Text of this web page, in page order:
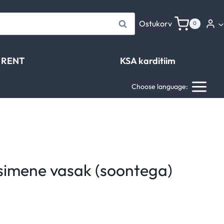
Otsi Ostukorv 0
RENT KSA karditiim
Choose language:
vasak (soontega)